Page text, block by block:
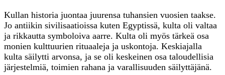
Kullan historia juontaa juurensa tuhansien vuosien taakse.
Jo antiikin sivilisaatioissa kuten Egyptissä, kulta oli valtaa
ja rikkautta symboloiva aarre. Kulta oli myös tärkeä osa
monien kulttuurien rituaaleja ja uskontoja. Keskiajalla
kulta säilytti arvonsa, ja se oli keskeinen osa taloudellisia
järjestelmiä, toimien rahana ja varallisuuden säilyttäjänä.